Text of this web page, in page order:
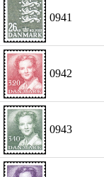
0941
0942
0943